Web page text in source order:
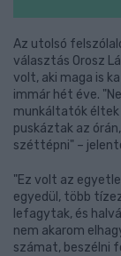
Az utolsó
választás Orosz
volt, aki maga is
immár hét éve.
munkáltatók éltek
puskáztak az
széttépni" –
"Ez volt az
egyedül, több
lefagytak, és
nem akarom
számat, beszélni